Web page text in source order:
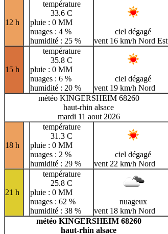
12 h
température
33.6 C
pluie : 0 MM
nuages : 4 %
humidité : 25 %
ciel dégagé
vent 16 km/h Nord Est
15 h
température
35.8 C
pluie : 0 MM
nuages : 6 %
humidité : 20 %
ciel dégagé
vent 19 km/h Nord
météo KINGERSHEIM 68260
haut-rhin alsace
mardi 11 aout 2026
18 h
température
31.3 C
pluie : 0 MM
nuages : 2 %
humidité : 29 %
ciel dégagé
vent 22 km/h Nord
21 h
température
25.8 C
pluie : 0 MM
nuages : 62 %
humidité : 38 %
nuageux
vent 18 km/h Nord
météo KINGERSHEIM 68260
haut-rhin alsace